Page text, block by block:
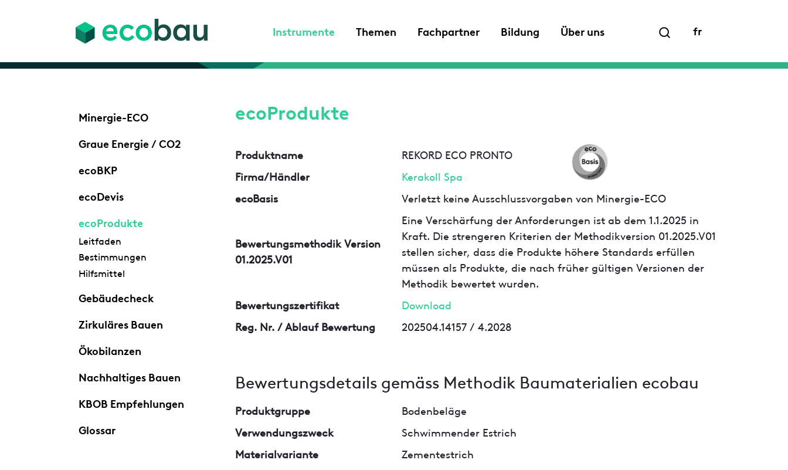
Instrumente Themen Fachpartner Bildung Über uns fr
Minergie-ECO
Graue Energie / CO2
ecoBKP
ecoDevis
ecoProdukte
Leitfaden
Bestimmungen
Hilfsmittel
Gebäudecheck
Zirkuläres Bauen
Ökobilanzen
Nachhaltiges Bauen
KBOB Empfehlungen
Glossar
ecoProdukte
Produktname
REKORD ECO PRONTO
Firma/Händler
Kerakoll Spa
ecoBasis
Verletzt keine Ausschlussvorgaben von Minergie-ECO
Bewertungsmethodik Version
01.2025.V01
Eine Verschärfung der Anforderungen ist ab dem 1.1.2025 in
Kraft. Die strengeren Kriterien der Methodikversion 01.2025.V01
stellen sicher, dass die Produkte höhere Standards erfüllen
müssen als Produkte, die nach früher gültigen Versionen der
Methodik bewertet wurden.
Bewertungszertifikat
Download
Reg. Nr. / Ablauf Bewertung
202504.14157 / 4.2028
Bewertungsdetails gemäss Methodik Baumaterialien ecobau
Produktgruppe
Bodenbeläge
Verwendungszweck
Schwimmender Estrich
Materialvariante
Zementestrich